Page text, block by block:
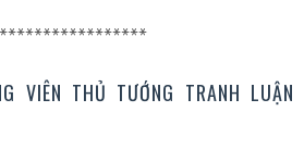
VIÊN THỦ TƯỚNG TRANH LUẬN